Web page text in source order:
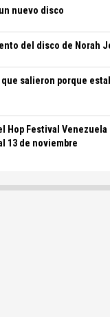
nuevo disco
del disco de Norah
que salieron porque
Hop Festival
13 de noviembre